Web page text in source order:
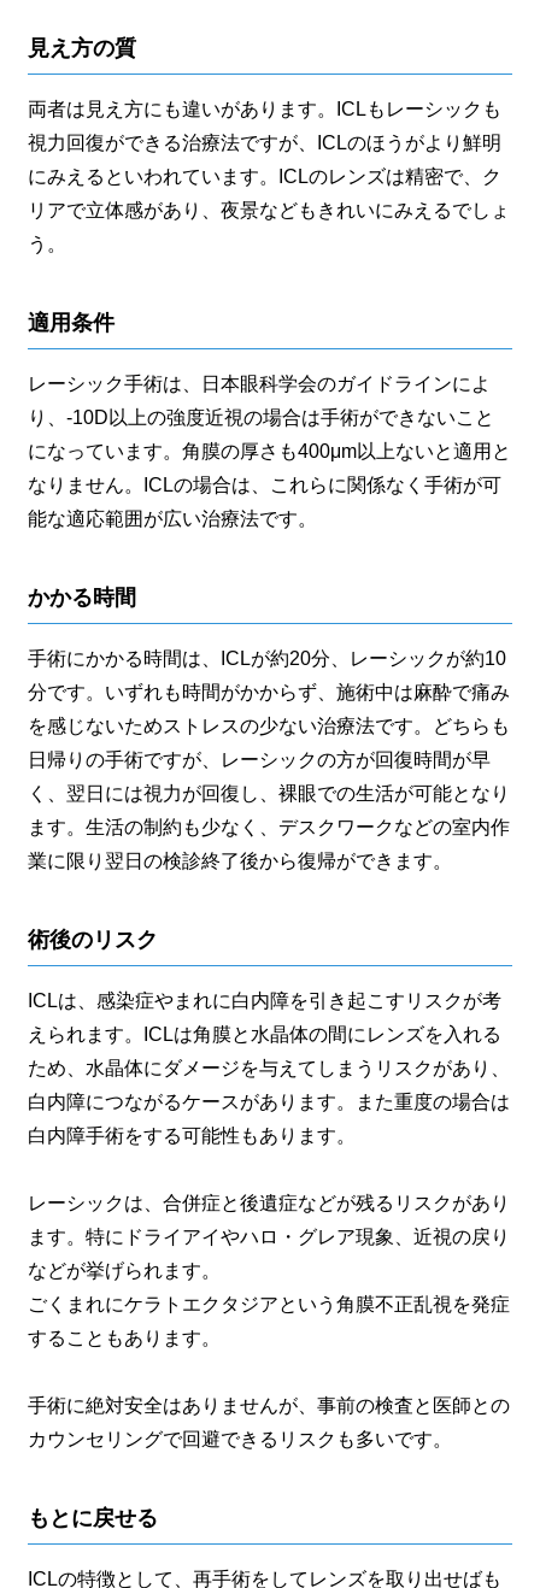
見え方の質
両者は見え方にも違いがあります。ICLもレーシックも
視力回復ができる治療法ですが、ICLのほうがより鮮明
にみえるといわれています。ICLのレンズは精密で、ク
リアで立体感があり、夜景などもきれいにみえるでしょ
う。
適用条件
レーシック手術は、日本眼科学会のガイドラインによ
り、-10D以上の強度近視の場合は手術ができないこと
になっています。角膜の厚さも400μm以上ないと適用と
なりません。ICLの場合は、これらに関係なく手術が可
能な適応範囲が広い治療法です。
かかる時間
手術にかかる時間は、ICLが約20分、レーシックが約10
分です。いずれも時間がかからず、施術中は麻酔で痛み
を感じないためストレスの少ない治療法です。どちらも
日帰りの手術ですが、レーシックの方が回復時間が早
く、翌日には視力が回復し、裸眼での生活が可能となり
ます。生活の制約も少なく、デスクワークなどの室内作
業に限り翌日の検診終了後から復帰ができます。
術後のリスク
ICLは、感染症やまれに白内障を引き起こすリスクが考
えられます。ICLは角膜と水晶体の間にレンズを入れる
ため、水晶体にダメージを与えてしまうリスクがあり、
白内障につながるケースがあります。また重度の場合は
白内障手術をする可能性もあります。
レーシックは、合併症と後遺症などが残るリスクがあり
ます。特にドライアイやハロ・グレア現象、近視の戻り
などが挙げられます。
ごくまれにケラトエクタジアという角膜不正乱視を発症
することもあります。
手術に絶対安全はありませんが、事前の検査と医師との
カウンセリングで回避できるリスクも多いです。
もとに戻せる
ICLの特徴として、再手術をしてレンズを取り出せばも